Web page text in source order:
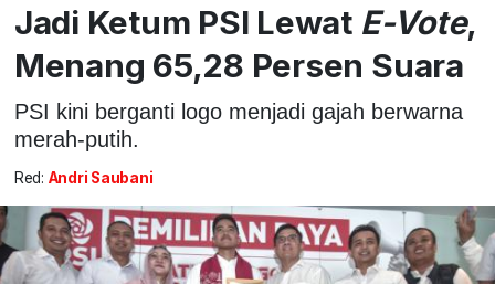
Jadi Ketum PSI Lewat E-Vote,
Menang 65,28 Persen Suara
PSI kini berganti logo menjadi gajah berwarna
merah-putih.
Red: Andri Saubani